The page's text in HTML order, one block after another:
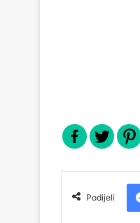
Podijeli